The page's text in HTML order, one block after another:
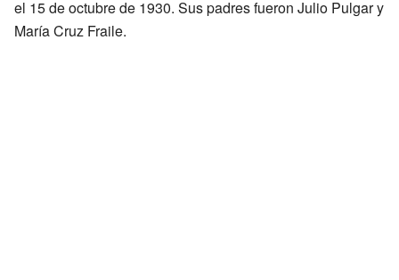
el 15 de octubre de 1930. Sus padres fueron Julio Pulgar y
María Cruz Fraile.